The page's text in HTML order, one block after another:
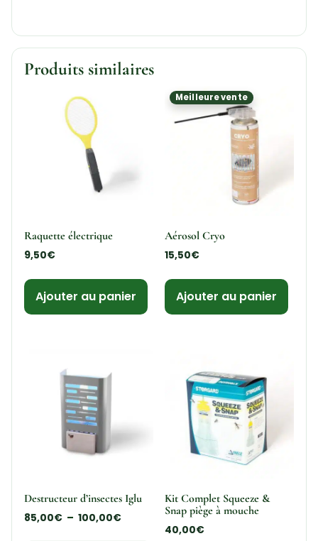
Produits similaires
Raquette électrique
9,50€
Ajouter au panier
Meilleure vente
Aérosol Cryo
15,50€
Ajouter au panier
Destructeur d’insectes Iglu
85,00€ – 100,00€
Kit Complet Squeeze &
Snap piège à mouche
40,00€